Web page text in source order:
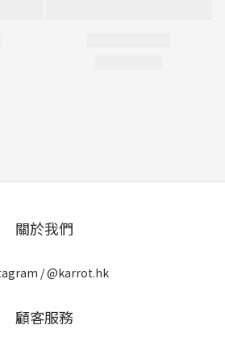
關於我們
/@karrot.hk
顧客服務